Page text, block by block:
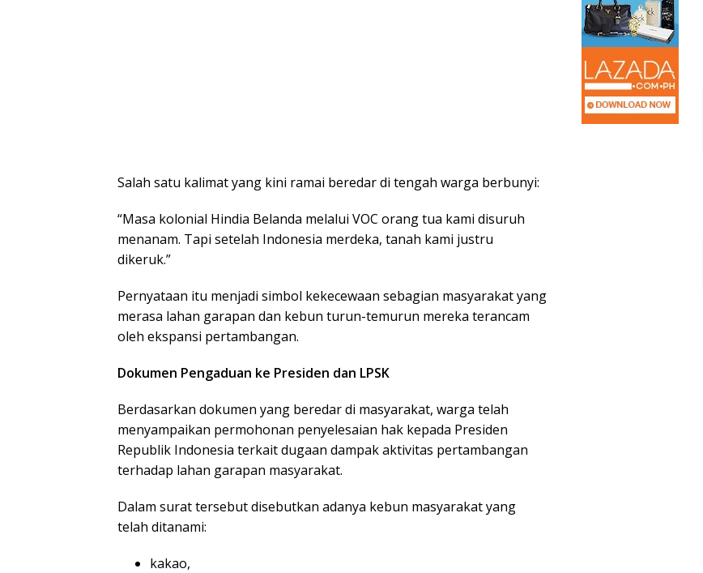
Salah satu kalimat yang kini ramai beredar di tengah warga berbunyi:
“Masa kolonial Hindia Belanda melalui VOC orang tua kami disuruh
menanam. Tapi setelah Indonesia merdeka, tanah kami justru
dikeruk.”
Pernyataan itu menjadi simbol kekecewaan sebagian masyarakat yang
merasa lahan garapan dan kebun turun-temurun mereka terancam
oleh ekspansi pertambangan.
Dokumen Pengaduan ke Presiden dan LPSK
Berdasarkan dokumen yang beredar di masyarakat, warga telah
menyampaikan permohonan penyelesaian hak kepada Presiden
Republik Indonesia terkait dugaan dampak aktivitas pertambangan
terhadap lahan garapan masyarakat.
Dalam surat tersebut disebutkan adanya kebun masyarakat yang
telah ditanami:
kakao,